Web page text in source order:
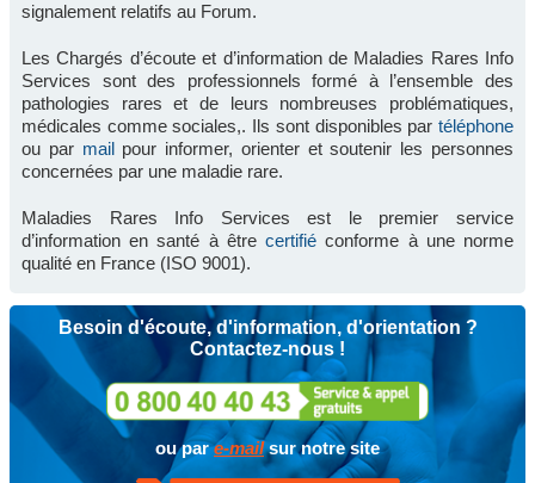
signalement relatifs au Forum.
Les Chargés d’écoute et d’information de Maladies Rares Info
Services sont des professionnels formé à l’ensemble des
pathologies rares et de leurs nombreuses problématiques,
médicales comme sociales,. Ils sont disponibles par téléphone
ou par mailpour informer, orienter et soutenir les personnes
concernées par une maladie rare.
Maladies Rares Info Services est le premier service
d’information en santé à êtrecertifié conforme à une norme
qualité en France (ISO 9001).
Besoin d'écoute, d'information, d'orientation ?
Contactez-nous !
ou pare-mailsur notre site